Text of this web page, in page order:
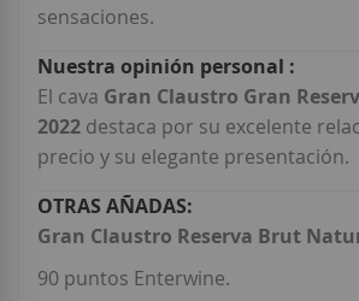
sensaciones.
El cava Gran Claustro Gran
2022 destaca por su excelente
precio y su elegante presentación.
Gran Claustro Reserva Brut
90 puntos Enterwine.